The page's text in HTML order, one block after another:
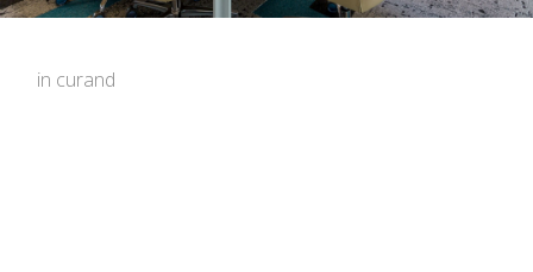
in curand